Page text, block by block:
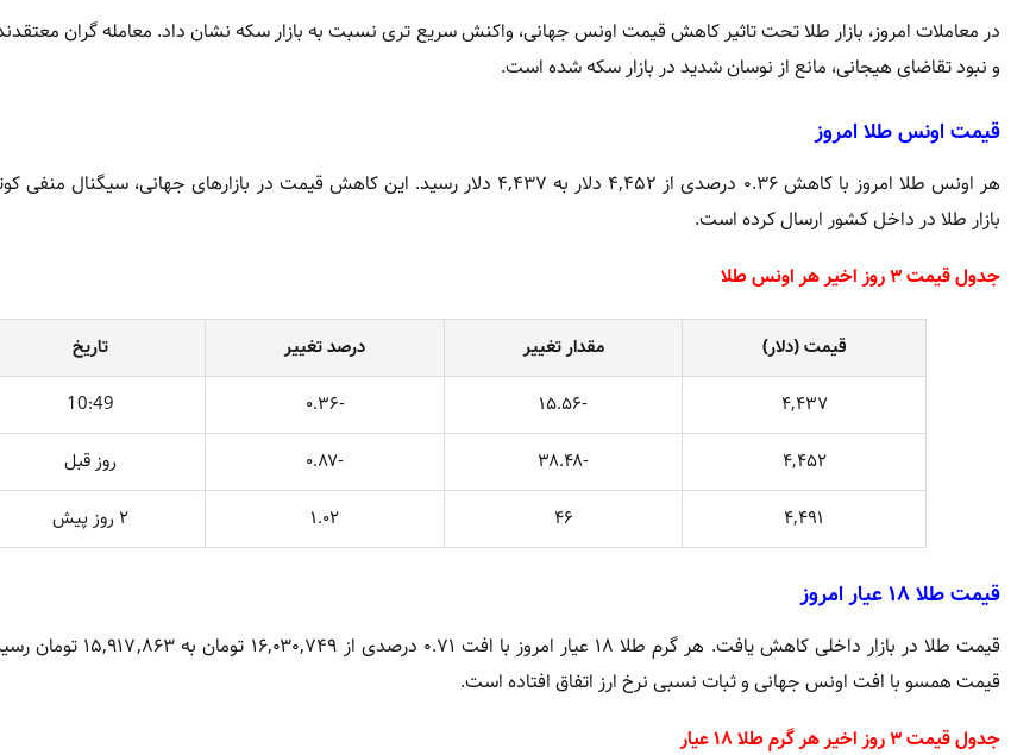
در معاملات امروز، بازار طلا تحت تاثیر کاهش قیمت اونس جهانی، واکنش سریع تری نسبت به بازار سکه نشان داد. معامله گران معتقدند
و نبود تقاضای هیجانی، مانع از نوسان شدید در بازار سکه شده است.
قیمت اونس طلا امروز
هر اونس طلا امروز با کاهش ۰.۳۶ درصدی از ۴,۴۵۲ دلار به ۴,۴۳۷ دلار رسید. این کاهش قیمت در بازارهای جهانی،
بازار طلا در داخل کشور ارسال کرده است.
جدول قیمت ۳ روز اخیر هر اونس طلا
قیمت (دلار) مقدار تغییر درصد تغییر
تاریخ
۴,۴۳۷
-۱۵.۵۶ -۰.۳۶
10:49
۴,۴۵۲
-۳۸.۴۸ -۰.۸۷
روز قبل
۴,۴۹۱
۴۶ ۱.۰۲ ۲ روز پیش
قیمت طلا ۱۸ عیار امروز
قیمت طلا در بازار داخلی کاهش یافت. هر گرم طلا ۱۸
قیمت همسو با افت اونس جهانی و ثبات نسبی نرخ ارز اتفاق افتاده است.
جدول قیمت ۳ روز اخیر هر گرم طلا ۱۸ عیار